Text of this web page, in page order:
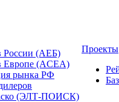
России (АЕБ)
Европе (ACEA)
рынка РФ
(ЭЛТ-ПОИСК)
Проекты